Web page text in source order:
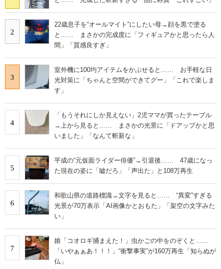
2
22歳息子を“オールマイト”にしたい母→顔を黒で塗る
と…… まさかの完成度に「フィギュアかと思ったら人
間」「質感良すぎ」
3
室外機に100均アイテムをかぶせると…… お手軽な日
光対策に「ちゃんと空間ができてグー」「これで楽しま
す」
4
「もうそれにしか見えない」2児ママが買ったテーブル
→上から見ると…… まさかの光景に「ドアップかと思
いました」「なんて斬新な」
5
平成の“元仮面ライダー俳優”→引退後…… 47歳になっ
た現在の姿に「嘘だろ」「声出た」と108万再生
6
和歌山県の道路標識→文字を見ると…… “異変”すぎる
光景が70万表示「AI画像かとおもた」「架空の文字みた
い」
7
娘「コオロギ捕まえた！」虫かごの中をのぞくと……
「いやぁぁあ！！！」“衝撃事実”が160万再生「知らぬが
仏」